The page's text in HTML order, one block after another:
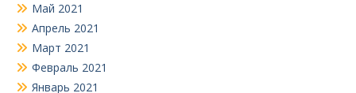
Май 2021
Апрель 2021
Март 2021
Февраль 2021
Январь 2021